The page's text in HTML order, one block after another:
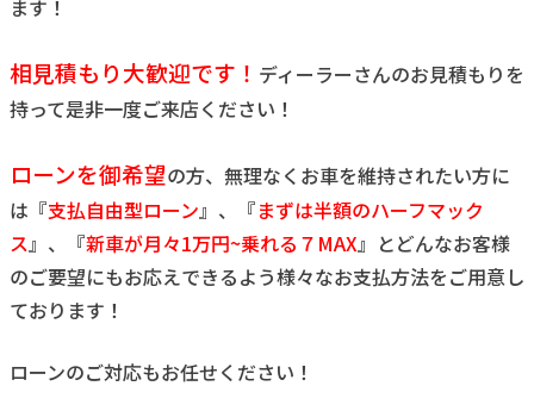
ます！
相見積もり大歓迎です！ ディーラーさんのお見積もりを
持って是非一度ご来店ください！
ローンを御希望の方、無理なくお車を維持されたい方に
は『支払自由型ローン』、『まずは半額のハーフマック
ス』、『新車が月々1万円~乗れる７MAX』とどんなお客様
のご要望にもお応えできるよう様々なお支払方法をご用意し
ております！
ローンのご対応もお任せください！